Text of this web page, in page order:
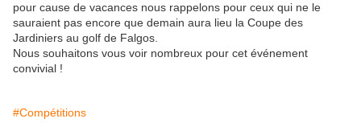
pour cause de vacances nous rappelons pour ceux qui ne le
sauraient pas encore que demain aura lieu la Coupe des
Jardiniers au golf de Falgos.
Nous souhaitons vous voir nombreux pour cet événement
convivial !
#Compétitions